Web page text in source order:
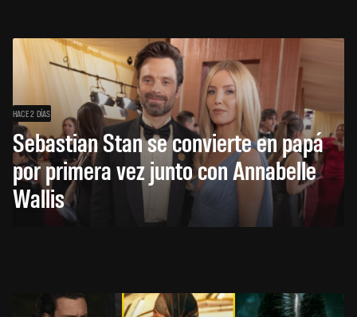
HACE 2 DÍAS
Sebastian Stan se convierte en papá
por primera vez junto con Annabelle
Wallis